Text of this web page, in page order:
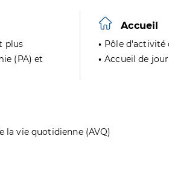
plus
(PA) et
Accueil
Pôle d'activité
Accueil de jour
la vie quotidienne (AVQ)